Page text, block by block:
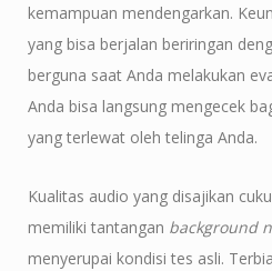
kemampuan mendengarkan.
yang bisa berjalan beriringan
berguna saat Anda melakukan
Anda bisa langsung mengecek
yang terlewat oleh telinga Anda.
Kualitas audio yang disajikan
memiliki tantangan background
menyerupai kondisi tes asli.